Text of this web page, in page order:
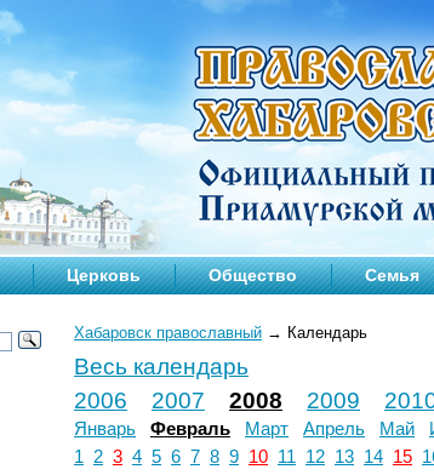
Церковь Общество Семья
Хабаровск православный → Календарь
Весь календарь
2006
2007 2008 2009
Январь Февраль Март Апрель Май
1
2 3 4 5 6 7 8 9 10 11 12 13 14 15